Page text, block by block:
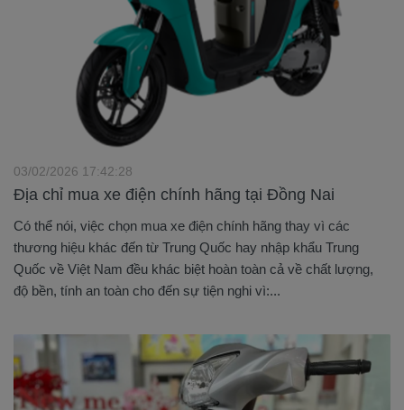
Địa chỉ mua xe điện chính hãng tại Đồng Nai
03/02/2026 17:42:28
Có thể nói, việc chọn mua xe điện chính hãng thay vì các
thương hiệu khác đến từ Trung Quốc hay nhập khẩu Trung
Quốc về Việt Nam đều khác biệt hoàn toàn cả về chất lượng,
độ bền, tính an toàn cho đến sự tiện nghi vì:...